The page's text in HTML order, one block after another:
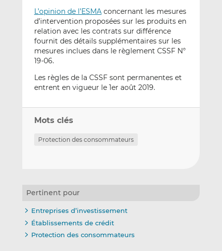
L’opinion de l’ESMAconcernant les mesures
d’intervention proposées sur les produits en
relation avec les contrats sur différence
fournit des détails supplémentaires sur les
mesures inclues dans le règlement CSSF N°
19-06.
Les règles de la CSSF sont permanentes et
entrent en vigueur le 1er août 2019.
Mots clés
Protection des consommateurs
Pertinent pour
Entreprises d’investissement
Établissements de crédit
Protection des consommateurs